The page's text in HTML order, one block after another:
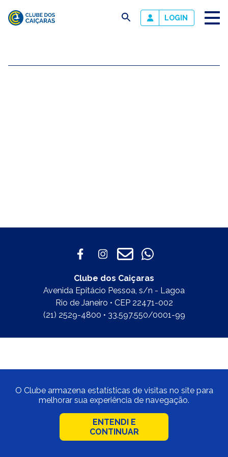
Caiçaras
busca LOGIN
Clube dos Caiçaras
Avenida Epitácio Pessoa, s/n - Lagoa
Rio de Janeiro • CEP 22471-002
(21) 2529-4800 • 33.597.550/0001-99
O Clube armazena estatísticas de visitas no site para
melhorar sua experiência de navegação.
ENTENDI E
CONTINUAR